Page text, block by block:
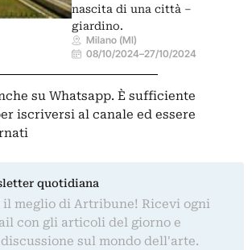
nascita di una città –
giardino.
Milano (MI)
08/10/2024–27/10/2024
su Whatsapp. È sufficiente
iscriversi al canale ed essere
quotidiana
il meglio di Artribune! Ricevi ogni
con gli articoli del giorno e
sul mondo dell'arte.